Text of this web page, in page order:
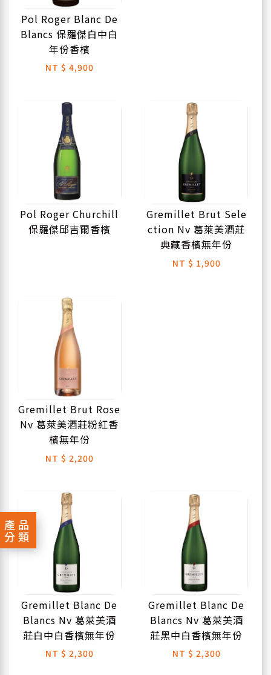
產品
分類
Pol Roger Blanc De
Blancs 保羅傑白中白
年份香檳
NT $ 4,900
Pol Roger Churchill
保羅傑邱吉爾香檳
Gremillet Brut Sele
ction Nv 葛萊美酒莊
典藏香檳無年份
NT $ 1,900
Gremillet Brut Rose
Nv 葛萊美酒莊粉紅香
檳無年份
NT $ 2,200
Gremillet Blanc De
Blancs Nv 葛萊美酒
莊白中白香檳無年份
NT $ 2,300
Gremillet Blanc De
Blancs Nv 葛萊美酒
莊黑中白香檳無年份
NT $ 2,300